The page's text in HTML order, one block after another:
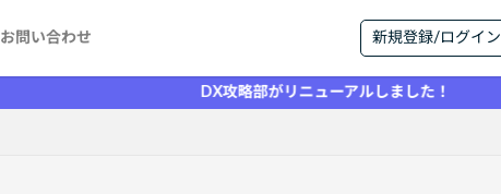
お問い合わせ 新規登録/ログイン
DX攻略部がリニューアルしました！